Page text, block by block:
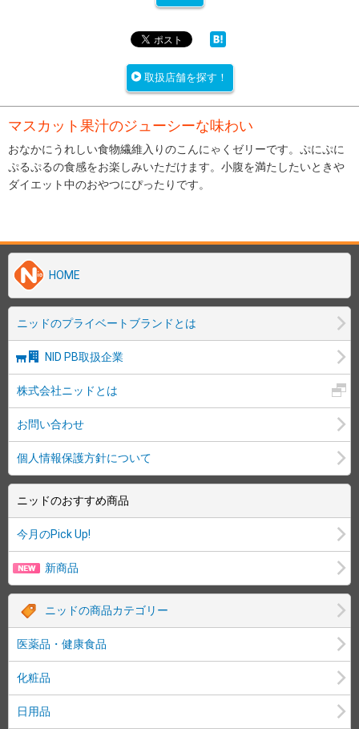
取扱店舗を探す！
マスカット果汁のジューシーな味わい
おなかにうれしい食物繊維入りのこんにゃくゼリーです。ぷにぷに
ぷるぷるの食感をお楽しみいただけます。小腹を満たしたいときや
ダイエット中のおやつにぴったりです。
HOME
ニッドのプライベートブランドとは
NID PB取扱企業
株式会社ニッドとは
お問い合わせ
個人情報保護方針について
ニッドのおすすめ商品
今月のPick Up!
新商品
ニッドの商品カテゴリー
医薬品・健康食品
化粧品
日用品